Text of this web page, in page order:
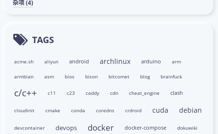
杂项 (4)
TAGS
acme.sh aliyun android archlinux arduino arm
armbian asm bios bison bitcomet blog brainfuck
c/c++ c11 c23 caddy cdn cheat_engine clash
cloudinit cmake conda coredns crdroid cuda debian
devcontainer devops docker docker-compose dokuwiki